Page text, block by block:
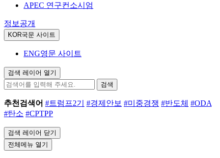
APEC 연구컨소시엄
정보공개
KOR국문 사이트
ENG영문 사이트
검색 레이어 열기
검색
추천검색어 #트럼프2기 #경제안보 #미중경쟁 #반도체 #ODA
#탄소 #CPTPP
검색 레이어 닫기
전체메뉴 열기